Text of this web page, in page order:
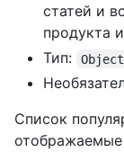
статей и
продукта
Тип:
Object
Список
отображаемые